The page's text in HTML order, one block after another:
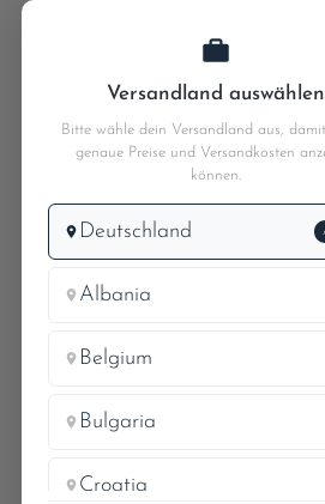
Liefern nach
Deutschland
MB W110
MB 190c 110.010
EINSTELLZEIGER
EINSTELLUNG
Versandland auswählen
Bitte wähle dein Versandland aus,
genaue Preise und Versandkosten
können.
Deutschland
Albania
Belgium
Bulgaria
Croatia